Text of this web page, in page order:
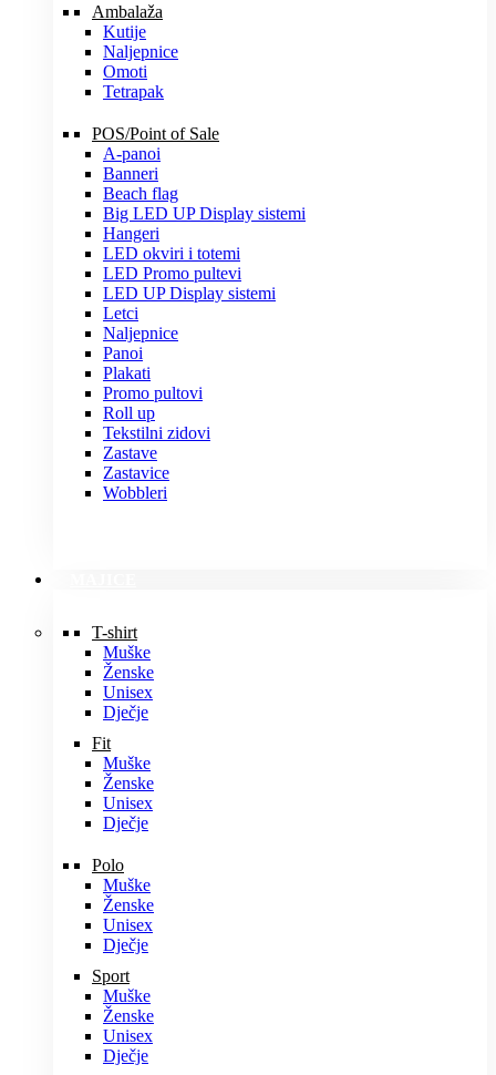
Ambalaža
Kutije
Naljepnice
Omoti
Tetrapak
POS/Point of Sale
A-panoi
Banneri
Beach flag
Big LED UP Display sistemi
Hangeri
LED okviri i totemi
LED Promo pultevi
LED UP Display sistemi
Letci
Naljepnice
Panoi
Plakati
Promo pultovi
Roll up
Tekstilni zidovi
Zastave
Zastavice
Wobbleri
T-shirt
Muške
Ženske
Unisex
Dječje
Fit
Muške
Ženske
Unisex
Dječje
Polo
Muške
Ženske
Unisex
Dječje
Sport
Muške
Ženske
Unisex
Dječje